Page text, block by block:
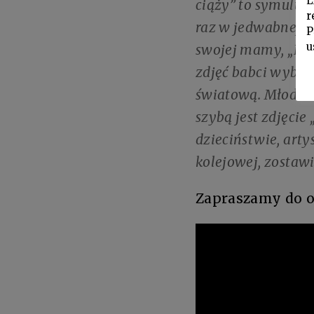
ciąży” to
raz w jedwabnej
swojej mamy,
zdjęć babci
światową. Młoda
szybą jest zdjęcie
dzieciństwie,
kolejowej,
Zapraszamy do